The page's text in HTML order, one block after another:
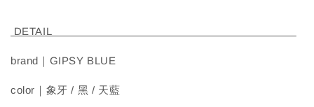
DETAIL
brand｜GIPSY BLUE
color｜象牙 / 黑 / 天藍